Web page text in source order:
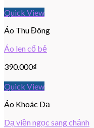
Quick View
Áo Thu Đông
Áo len cổ bẻ
390.000₫
Quick View
Áo Khoác Dạ
Dạ viền ngọc sang chảnh